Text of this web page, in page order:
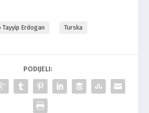
Tayyip Erdogan Turska
PODIJELI: